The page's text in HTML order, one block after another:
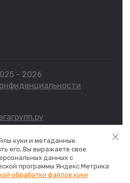
- 2026
включая цены и технические
на сайте, не являются
положениями Статьи
информационный
куки и метаданные.
его, Вы выражаете свое
данных с
программы Яндекс.Метрика
обработки файлов куки